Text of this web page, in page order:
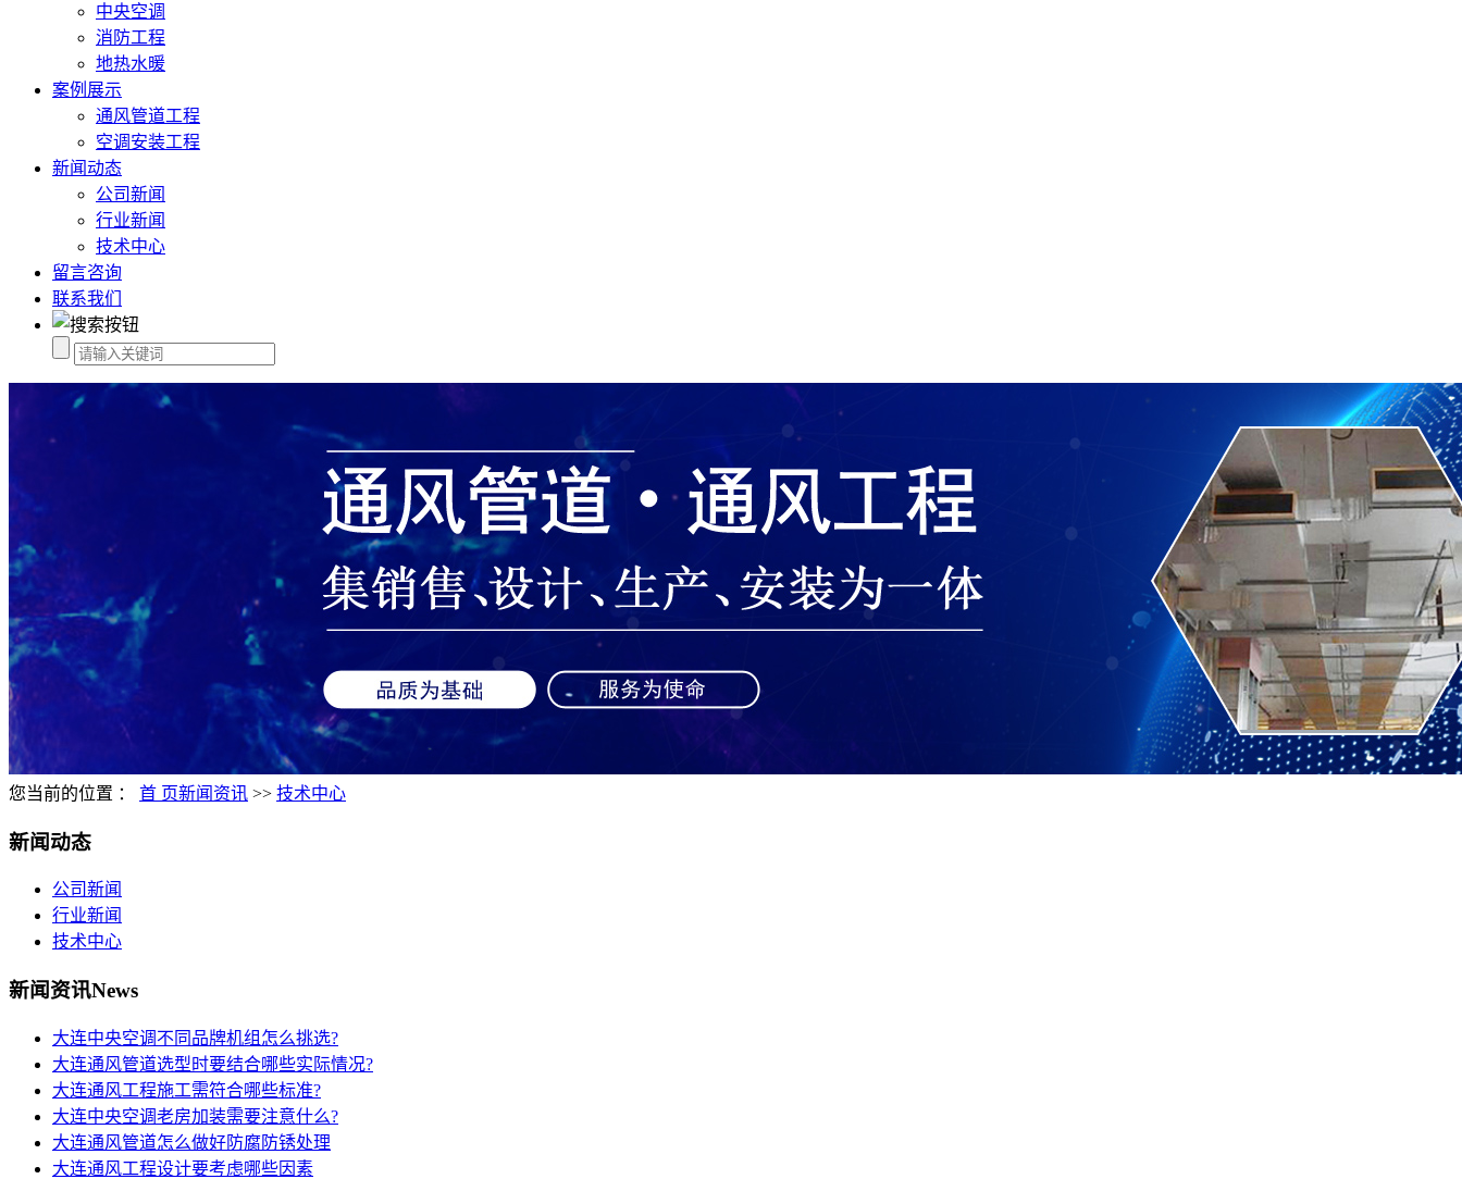
中央空调
消防工程
地热水暖
案例展示
通风管道工程
空调安装工程
新闻动态
公司新闻
行业新闻
技术中心
留言咨询
联系我们
您当前的位置 ： 首 页新闻资讯 >> 技术中心
新闻动态
公司新闻
行业新闻
技术中心
新闻资讯News
大连中央空调不同品牌机组怎么挑选?
大连通风管道选型时要结合哪些实际情况?
大连通风工程施工需符合哪些标准?
大连中央空调老房加装需要注意什么?
大连通风管道怎么做好防腐防锈处理
大连通风工程设计要考虑哪些因素